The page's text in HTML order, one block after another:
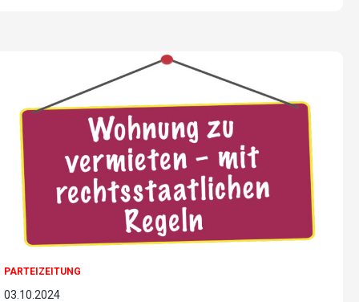
PARTEIZEITUNG
03.10.2024